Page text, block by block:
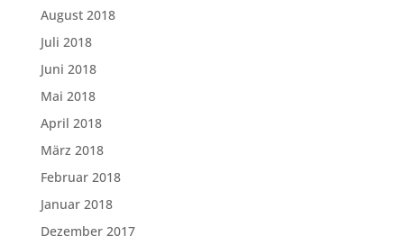
August 2018
Juli 2018
Juni 2018
Mai 2018
April 2018
März 2018
Februar 2018
Januar 2018
Dezember 2017